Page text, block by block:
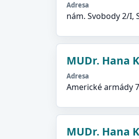
Adresa
nám. Svobody 2/I,
MUDr. Hana
Adresa
Americké armády
MUDr. Hana